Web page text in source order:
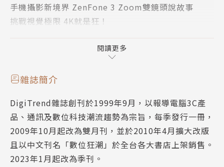
手機攝影新境界 ZenFone 3 Zoom雙鏡頭說故事
挑戰視覺極限 4K就是狂！
感謝有你 熱情相挺 ZenTalk春夏獻禮
點閱率up up！影片分享新法寶PicSee
Google #myAndroid Taste Test 幫你訂做專屬Andr
創意玩咖就是我！3D建模動手玩
自然人憑證 不可不知的6大妙用
Funny Apps, Add Fun 忙中不怕亂，主婦必備App
ASUSTOR LooksGood 2.0 更聰明的行動影音收藏櫃
街頭直擊 華碩產品使用心得分享
閱讀更多
雜誌簡介
DigiTrend雜誌創刊於1999年9月，以報導電腦3C產
品、通訊及數位科技潮流趨勢為宗旨，每季發行一冊，
2009年10月起改為雙月刊，並於2010年4月擴大改版
且以中文刊名「數位狂潮」於全台各大書店上架銷售。
2023年1月起改為季刊。